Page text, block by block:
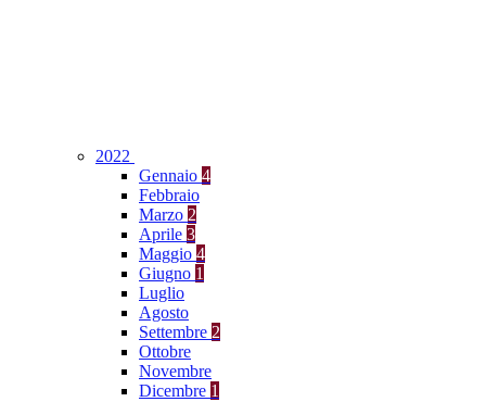
2022
Gennaio 4
Febbraio
Marzo 2
Aprile 3
Maggio 4
Giugno 1
Luglio
Agosto
Settembre 2
Ottobre
Novembre
Dicembre 1